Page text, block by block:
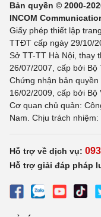
Bản quyền © 2000-
INCOM
Giấy phép thiết lập
TTĐT cấp ngày 29/10/
Sở TT-TT Hà Nội, thay
26/07/2007, cấp bởi Bộ
Chứng nhận bản
16/02/2009, cấp bởi Bộ
Cơ quan chủ quản:
Nam. Chịu trách
Hỗ trợ về dịch vụ:
Hỗ trợ giải đáp pháp